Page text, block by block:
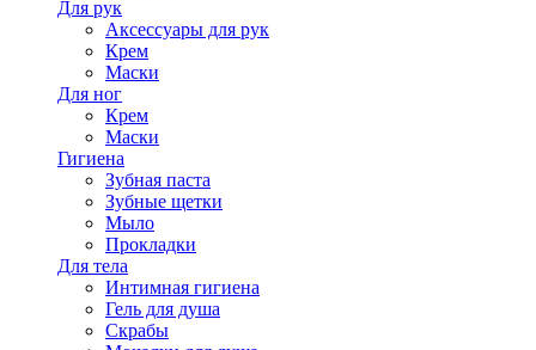
Для рук
Аксессуары для рук
Крем
Маски
Для ног
Крем
Маски
Гигиена
Зубная паста
Зубные щетки
Мыло
Прокладки
Для тела
Интимная гигиена
Гель для душа
Скрабы